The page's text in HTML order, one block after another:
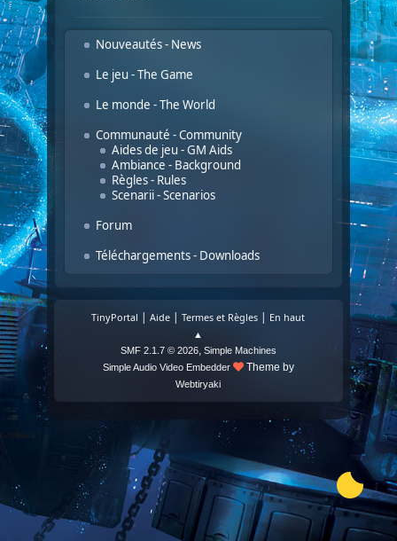
Nouveautés - News
Le jeu - The Game
Le monde - The World
Communauté - Community
Aides de jeu - GM Aids
Ambiance - Background
Règles - Rules
Scenarii - Scenarios
Forum
Téléchargements - Downloads
TinyPortal |Aide |Termes et Règles | En haut
▲
SMF 2.1.7 © 2026, Simple Machines
Simple Audio Video Embedder
Theme by
Webtiryaki